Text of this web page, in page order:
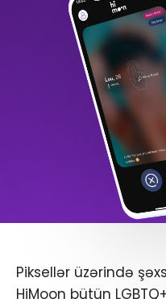
Piksellər üzərində
HiMoon bütün